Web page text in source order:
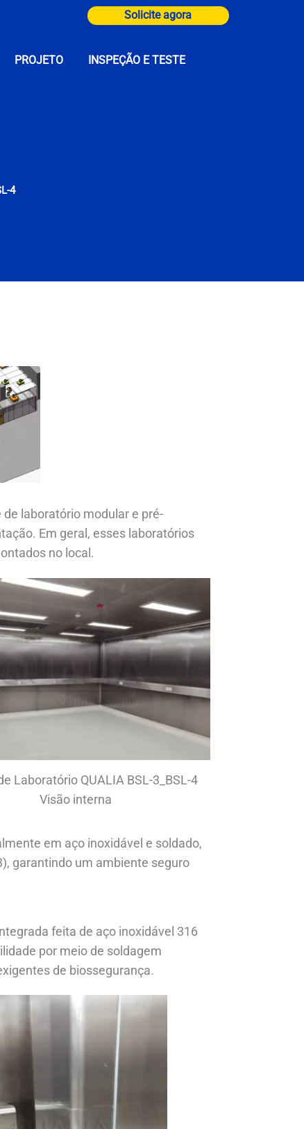
Solicite agora
PROJETO INSPEÇÃO E TESTE
4
laboratório modular e pré-
Em geral, esses laboratórios
no local.
Laboratório QUALIA BSL-3_BSL-4
Visão interna
em aço inoxidável e soldado,
garantindo um ambiente seguro
feita de aço inoxidável 316
por meio de soldagem
de biossegurança.